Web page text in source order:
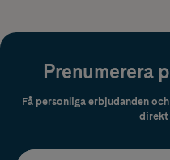
Prenumerera
Få personliga erbjudanden
direkt